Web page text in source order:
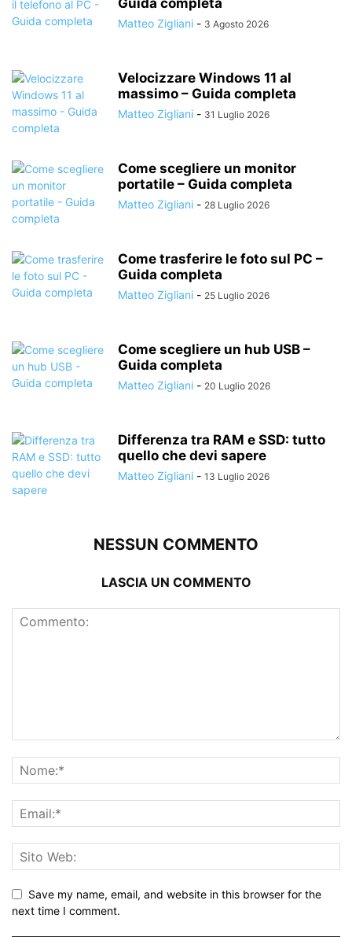
Guida completa
Matteo Zigliani - 3 Agosto 2026
Velocizzare Windows 11 al
massimo – Guida completa
Matteo Zigliani - 31 Luglio 2026
Come scegliere un monitor
portatile – Guida completa
Matteo Zigliani - 28 Luglio 2026
Come trasferire le foto sul PC –
Guida completa
Matteo Zigliani - 25 Luglio 2026
Come scegliere un hub USB –
Guida completa
Matteo Zigliani - 20 Luglio 2026
Differenza tra RAM e SSD: tutto
quello che devi sapere
Matteo Zigliani - 13 Luglio 2026
NESSUN COMMENTO
LASCIA UN COMMENTO
Save my name, email, and website in this browser for the
next time I comment.